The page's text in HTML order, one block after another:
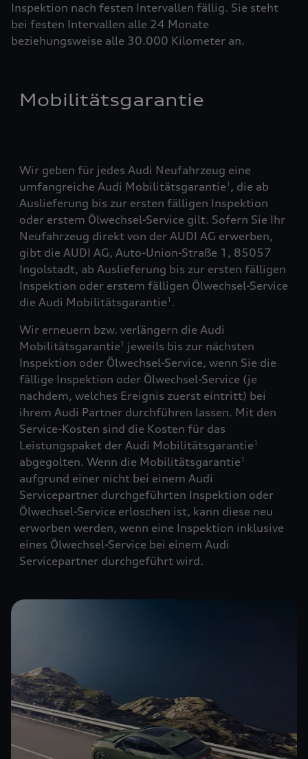
Inspektion nach festen Intervallen fällig. Sie steht
bei festen Intervallen alle 24 Monate
beziehungsweise alle 30.000 Kilometer an.
Mobilitätsgarantie
Wir geben für jedes Audi Neufahrzeug eine
umfangreiche Audi Mobilitätsgarantie1 , die ab
Auslieferung bis zur ersten fälligen Inspektion
oder erstem Ölwechsel-Service gilt. Sofern Sie Ihr
Neufahrzeug direkt von der AUDI AG erwerben,
gibt die AUDI AG, Auto-Union-Straße 1, 85057
Ingolstadt, ab Auslieferung bis zur ersten fälligen
Inspektion oder erstem fälligen Ölwechsel-Service
die Audi Mobilitätsgarantie1 .
Wir erneuern bzw. verlängern die Audi
Mobilitätsgarantie1
jeweils bis zur nächsten
Inspektion oder Ölwechsel-Service, wenn Sie die
fällige Inspektion oder Ölwechsel-Service (je
nachdem, welches Ereignis zuerst eintritt) bei
ihrem Audi Partner durchführen lassen. Mit den
Service-Kosten sind die Kosten für das
Leistungspaket der Audi Mobilitätsgarantie1
abgegolten. Wenn die Mobilitätsgarantie1
aufgrund einer nicht bei einem Audi
Servicepartner durchgeführten Inspektion oder
Ölwechsel-Service erloschen ist, kann diese neu
erworben werden, wenn eine Inspektion inklusive
eines Ölwechsel-Service bei einem Audi
Servicepartner durchgeführt wird.